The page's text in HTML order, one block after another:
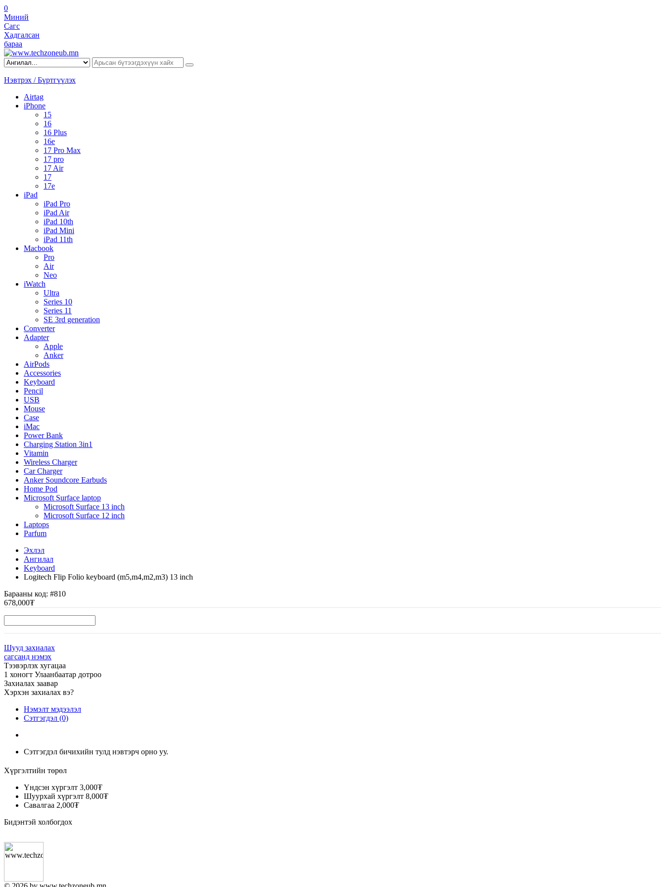
0
Миний
Сагс
Хадгалсан
бараа
Нэвтрэх / Бүртгүүлэх
Airtag
iPhone
15
16
16 Plus
16e
17 Pro Max
17 pro
17 Air
17
17e
iPad
iPad Pro
iPad Air
iPad 10th
iPad Mini
iPad 11th
Macbook
Pro
Air
Neo
iWatch
Ultra
Series 10
Series 11
SE 3rd generation
Converter
Adapter
Apple
Anker
AirPods
Accessories
Keyboard
Pencil
USB
Mouse
Case
iMac
Power Bank
Charging Station 3in1
Vitamin
Wireless Charger
Car Charger
Anker Soundcore Earbuds
Home Pod
Microsoft Surface laptop
Microsoft Surface 13 inch
Microsoft Surface 12 inch
Laptops
Parfum
Эхлэл
Ангилал
Keyboard
Logitech Flip Folio keyboard (m5,m4,m2,m3) 13 inch
Барааны код: #810
678,000₮
Шууд захиалах
сагсанд нэмэх
Тээвэрлэх хугацаа
1 хоногт Улаанбаатар дотроо
Захиалах заавар
Хэрхэн захиалах вэ?
Нэмэлт мэдээлэл
Сэтгэгдэл (0)
Сэтгэгдэл бичихийн тулд нэвтэрч орно уу.
Хүргэлтийн төрөл
Үндсэн хүргэлт 3,000₮
Шуурхай хүргэлт 8,000₮
Савалгаа 2,000₮
Бидэнтэй холбогдох